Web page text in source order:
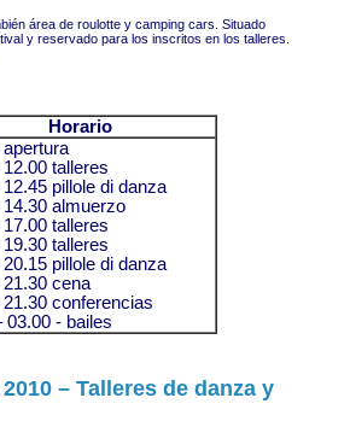
área de roulotte y camping cars. Situado
y reservado para los inscritos en los talleres.
Horario
talleres
12.45 pillole di danza
14.30 almuerzo
talleres
talleres
20.15 pillole di danza
21.30 cena
21.30 conferencias
03.00 - bailes
– Talleres de danza y